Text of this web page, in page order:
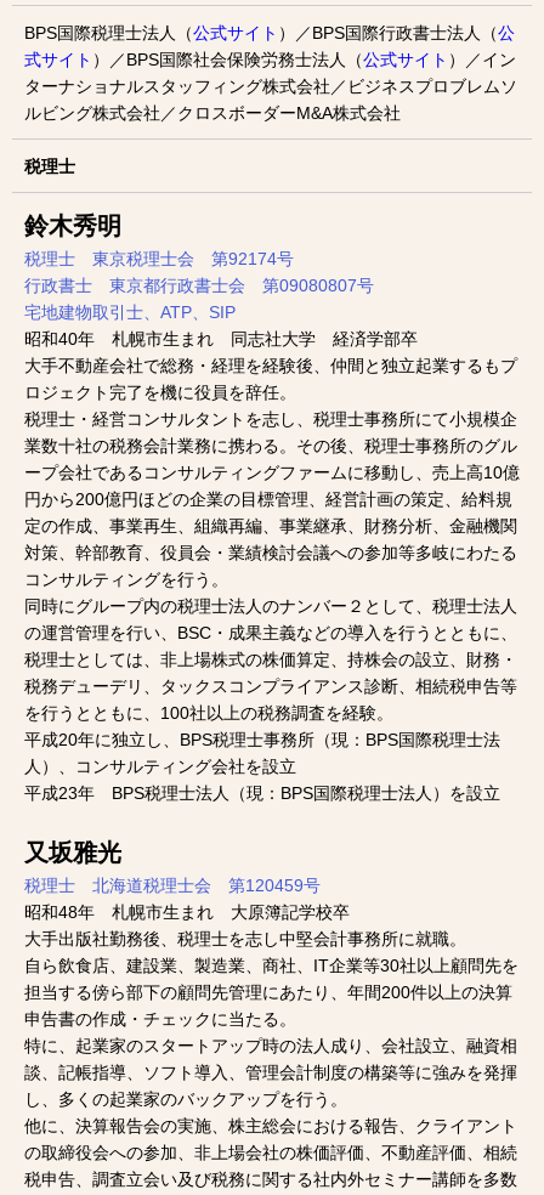
BPS国際税理士法人（公式サイト ）／BPS国際行政書士法人（公
式サイト ）／BPS国際社会保険労務士法人（公式サイト ）／イン
ターナショナルスタッフィング株式会社／ビジネスプロブレムソ
ルビング株式会社／クロスボーダーM&A株式会社
税理士
鈴木秀明
税理士 東京税理士会 第92174号
行政書士 東京都行政書士会 第09080807号
宅地建物取引士、ATP、SIP
昭和40年 札幌市生まれ 同志社大学 経済学部卒
大手不動産会社で総務・経理を経験後、仲間と独立起業するもプ
ロジェクト完了を機に役員を辞任。
税理士・経営コンサルタントを志し、税理士事務所にて小規模企
業数十社の税務会計業務に携わる。その後、税理士事務所のグル
ープ会社であるコンサルティングファームに移動し、売上高10億
円から200億円ほどの企業の目標管理、経営計画の策定、給料規
定の作成、事業再生、組織再編、事業継承、財務分析、金融機関
対策、幹部教育、役員会・業績検討会議への参加等多岐にわたる
コンサルティングを行う。
同時にグループ内の税理士法人のナンバー２として、税理士法人
の運営管理を行い、BSC・成果主義などの導入を行うとともに、
税理士としては、非上場株式の株価算定、持株会の設立、財務・
税務デューデリ、タックスコンプライアンス診断、相続税申告等
を行うとともに、100社以上の税務調査を経験。
平成20年に独立し、BPS税理士事務所（現：BPS国際税理士法
人）、コンサルティング会社を設立
平成23年 BPS税理士法人（現：BPS国際税理士法人）を設立
又坂雅光
税理士 北海道税理士会 第120459号
昭和48年 札幌市生まれ 大原簿記学校卒
大手出版社勤務後、税理士を志し中堅会計事務所に就職。
自ら飲食店、建設業、製造業、商社、IT企業等30社以上顧問先を
担当する傍ら部下の顧問先管理にあたり、年間200件以上の決算
申告書の作成・チェックに当たる。
特に、起業家のスタートアップ時の法人成り、会社設立、融資相
談、記帳指導、ソフト導入、管理会計制度の構築等に強みを発揮
し、多くの起業家のバックアップを行う。
他に、決算報告会の実施、株主総会における報告、クライアント
の取締役会への参加、非上場会社の株価評価、不動産評価、相続
税申告、調査立会い及び税務に関する社内外セミナー講師を多数